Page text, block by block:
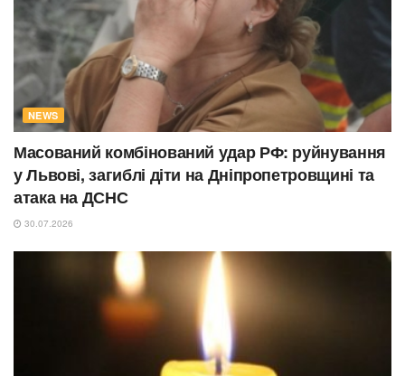
NEWS
Масований комбінований удар РФ: руйнування
у Львові, загиблі діти на Дніпропетровщині та
атака на ДСНС
30.07.2026